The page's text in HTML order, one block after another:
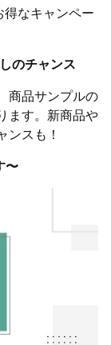
なキャンペー
のチャンス
商品サンプルの
ます。新商品や
ンスも！
〜